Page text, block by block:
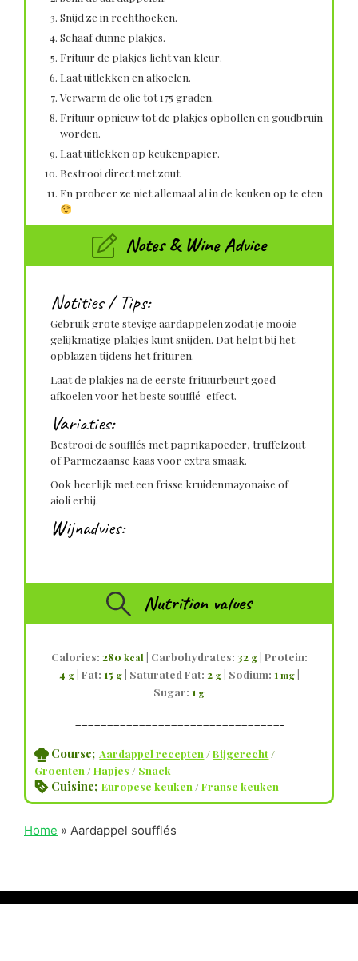
Snijd ze in rechthoeken.
Schaaf dunne plakjes.
Frituur de plakjes licht van kleur.
Laat uitlekken en afkoelen.
Verwarm de olie tot 175 graden.
Frituur opnieuw tot de plakjes opbollen en goudbruin
worden.
Laat uitlekken op keukenpapier.
Bestrooi direct met zout.
En probeer ze niet allemaal al in de keuken op te eten
Notes & Wine Advice
Notities / Tips:
Gebruik grote stevige aardappelen zodat je mooie
gelijkmatige plakjes kunt snijden. Dat helpt bij het
opblazen tijdens het frituren.
Laat de plakjes na de eerste frituurbeurt goed
afkoelen voor het beste soufflé-effect.
Variaties:
Bestrooi de soufflés met paprikapoeder, truffelzout
of Parmezaanse kaas voor extra smaak.
Ook heerlijk met een frisse kruidenmayonaise of
aioli erbij.
Wijnadvies:
Nutrition values
Calories: 280 kcal | Carbohydrates: 32 g| Protein:
4 g| Fat: 15 g| Saturated Fat: 2 g| Sodium: 1 mg|
Sugar: 1 g
————————————————————————————————–
Course; Aardappel recepten /Bijgerecht /
Groenten /Hapjes / Snack
Cuisine; Europese keuken /Franse keuken
Home » Aardappel soufflés